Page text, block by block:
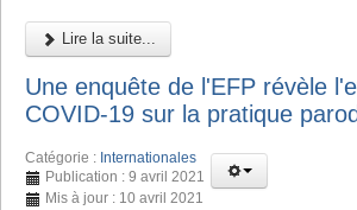
Lire la suite...
Une enquête de l'EFP révèle
COVID-19 sur la pratique
Catégorie : Internationales
Publication : 9 avril 2021
Mis à jour : 10 avril 2021